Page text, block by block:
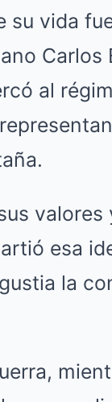
su vida
Carlos
al
valores
esa
la